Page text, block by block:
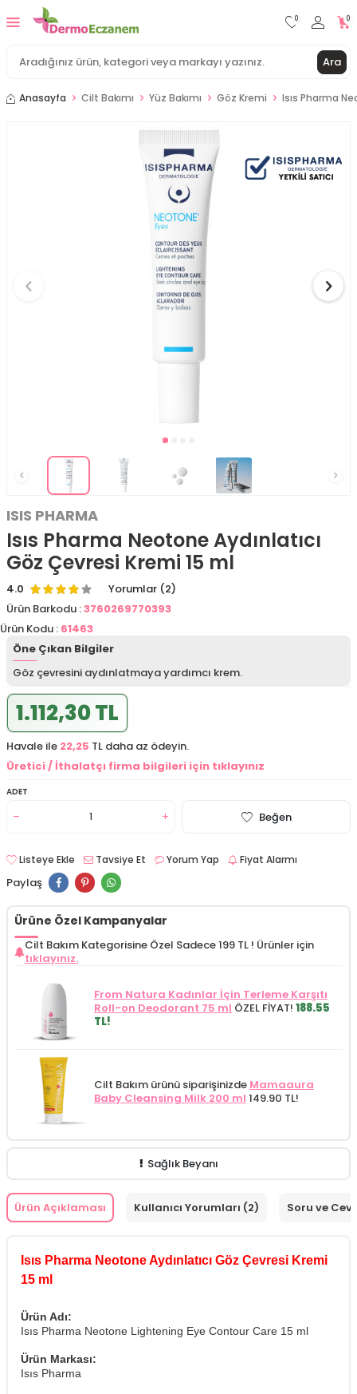
Ara
0 0
Anasayfa Cilt Bakımı Yüz Bakımı Göz Kremi Isıs Pharma
ISIS PHARMA
Isıs Pharma Neotone Aydınlatıcı
Göz Çevresi Kremi 15 ml
4.0
Yorumlar (2)
Ürün Barkodu :3760269770393
Ürün Kodu : 61463
Öne Çıkan Bilgiler
Göz çevresini aydınlatmaya yardımcı krem.
1.112,30 TL
Havale ile 22,25 TL daha az ödeyin.
Üretici / İthalatçı firma bilgileri için tıklayınız
ADET
Beğen
Listeye Ekle Tavsiye Et Yorum Yap Fiyat Alarmı
Paylaş
Ürüne Özel Kampanyalar
Cilt Bakım Kategorisine Özel Sadece 199 TL ! Ürünler için
tıklayınız.
From Natura Kadınlar İçin Terleme Karşıtı
Roll-on Deodorant 75 ml ÖZEL FİYAT! 188.55
TL!
Cilt Bakım ürünü siparişinizde Mamaaura
Baby Cleansing Milk 200 ml 149.90 TL!
Sağlık Beyanı
Ürün Açıklaması Kullanıcı Yorumları (2) Soru ve
Isıs Pharma Neotone Aydınlatıcı Göz Çevresi Kremi
15 ml
Ürün Adı:
Isıs Pharma Neotone Lightening Eye Contour Care 15 ml
Ürün Markası:
Isıs Pharma